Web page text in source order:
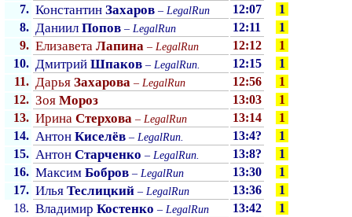
7. Константин Захаров – LegalRun 12:07
1
8. Даниил Попов – LegalRun 12:11
1
9. Елизавета Лапина – LegalRun 12:12
1
10. Дмитрий Шпаков – LegalRun. 12:15
1
11. Дарья Захарова – LegalRun 12:56
1
12. Зоя Мороз 13:03
1
13. Ирина Стерхова – LegalRun 13:14
1
14. Антон Киселёв – LegalRun. 13:4?
1
15. Антон Старченко – LegalRun. 13:8?
1
16. Максим Бобров – LegalRun 13:30
1
17. Илья Теслицкий – LegalRun 13:36
1
18. Владимир Костенко – LegalRun 13:42
1